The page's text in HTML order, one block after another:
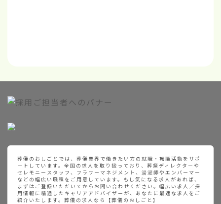
葬儀のおしごとでは、葬儀業界で働きたい方の就職・転職活動をサポ
ートしています。全国の求人を取り扱っており、葬祭ディレクターや
セレモニースタッフ、フラワーマネジメント、湯灌師やエンバーマー
などの幅広い職種をご用意しています。もし気になる求人があれば、
まずはご登録いただいてからお問い合わせください。幅広い求人／採
用情報に精通したキャリアアドバイザーが、あなたに最適な求人をご
紹介いたします。葬儀の求人なら【葬儀のおしごと】